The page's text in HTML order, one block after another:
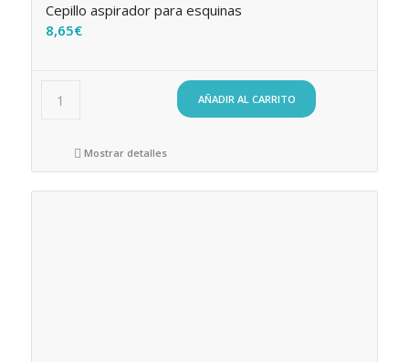
Cepillo aspirador para esquinas
8,65€
AÑADIR AL CARRITO
Mostrar detalles